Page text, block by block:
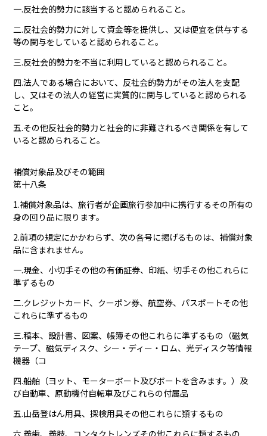
一.反社会的勢力に該当すると認められること。
二.反社会的勢力に対して資金等を提供し、又は便宜を供与する
等の関与をしていると認められること。
三.反社会的勢力を不当に利用していると認められること。
四.法人である場合において、反社会的勢力がその法人を支配
し、又はその法人の経営に実質的に関与していると認められる
こと。
五.その他反社会的勢力と社会的に非難されるべき関係を有して
いると認められること。
補償対象品及びその範囲
第十八条
1.補償対象品は、旅行者が企画旅行参加中に携行するその所有の
身の回り品に限ります。
2.前項の規定にかかわらず、次の各号に掲げるものは、補償対象
品に含まれません。
一.現金、小切手その他の有価証券、印紙、切手その他これらに
準ずるもの
二.クレジットカード、クーポン券、航空券、パスポートその他
これらに準ずるもの
三.稿本、設計書、図案、帳簿その他これらに準ずるもの（磁気
テープ、磁気ディスク、シー・ディー・ロム、光ディスク等情報
機器（コ
四.船舶（ヨット、モーターボート及びボートを含みます。）及
び自動車、原動機付自転車及びこれらの付属品
五.山岳登はん用具、探検用具その他これらに類するもの
六.義歯、義肢、コンタクトレンズその他これらに類するもの